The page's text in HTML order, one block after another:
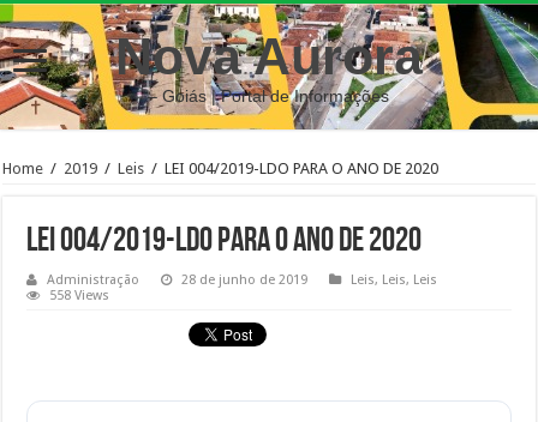
Nova Aurora
– Goiás | Portal de Informações
Home / 2019 / Leis / LEI 004/2019-LDO PARA O ANO DE 2020
LEI 004/2019-LDO PARA O ANO DE 2020
Administração 28 de junho de 2019 Leis, Leis, Leis
558 Views